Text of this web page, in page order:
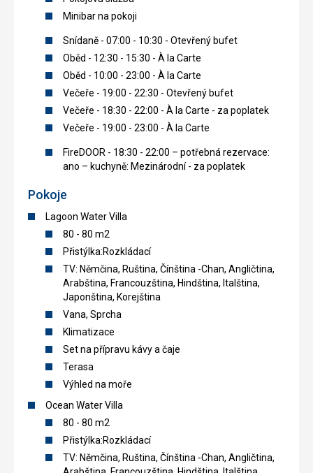
Minibar na pokoji
Snídaně - 07:00 - 10:30 - Otevřený bufet
Oběd - 12:30 - 15:30 - À la Carte
Oběd - 10:00 - 23:00 - À la Carte
Večeře - 19:00 - 22:30 - Otevřený bufet
Večeře - 18:30 - 22:00 - À la Carte - za poplatek
Večeře - 19:00 - 23:00 - À la Carte
FireDOOR - 18:30 - 22:00 – potřebná rezervace:
ano – kuchyně: Mezinárodní - za poplatek
Pokoje
Lagoon Water Villa
80 - 80 m2
Přistýlka:Rozkládací
TV: Němčina, Ruština, Čínština -Chan, Angličtina,
Arabština, Francouzština, Hindština, Italština,
Japonština, Korejština
Vana, Sprcha
Klimatizace
Set na přípravu kávy a čaje
Terasa
Výhled na moře
Ocean Water Villa
80 - 80 m2
Přistýlka:Rozkládací
TV: Němčina, Ruština, Čínština -Chan, Angličtina,